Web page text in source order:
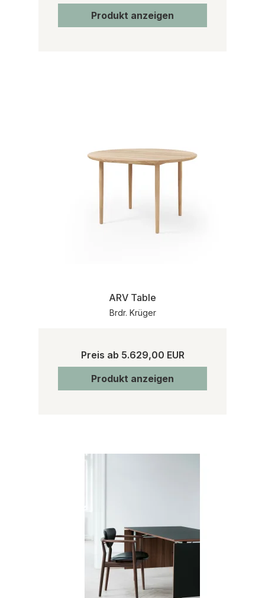
Produkt anzeigen
ARV Table
Brdr. Krüger
Preis ab 5.629,00 EUR
Produkt anzeigen